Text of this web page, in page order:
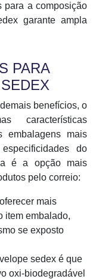
para a composição
garante ampla
PARA
benefícios, o
características
embalagens mais
do
é a opção mais
pelo correio:
mais
item embalado,
se exposto
sedex é que
oxi-biodegradável